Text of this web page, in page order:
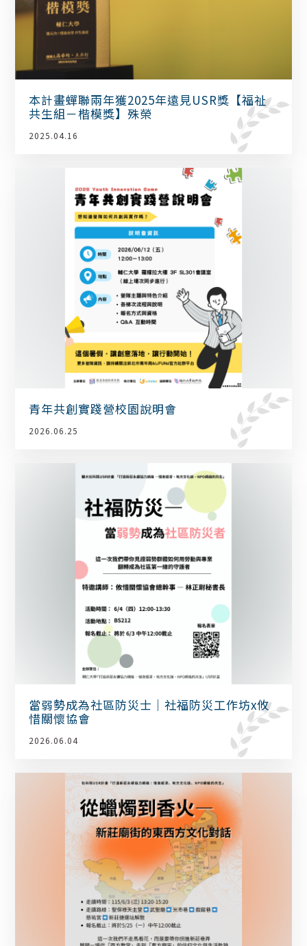
本計畫蟬聯兩年獲2025年遠見USR獎【福祉
共生組－楷模獎】殊榮
2025.04.16
青年共創實踐營校園說明會
2026.06.25
當弱勢成為社區防災士｜社福防災工作坊x攸
惜關懷協會
2026.06.04